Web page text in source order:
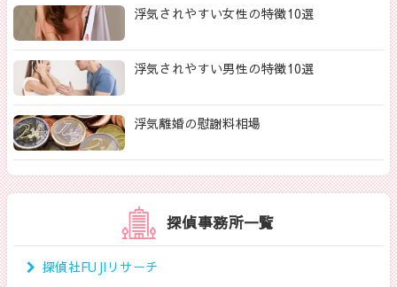
浮気されやすい女性の特徴10選
浮気されやすい男性の特徴10選
浮気離婚の慰謝料相場
探偵事務所一覧
探偵社FUJIリサーチ